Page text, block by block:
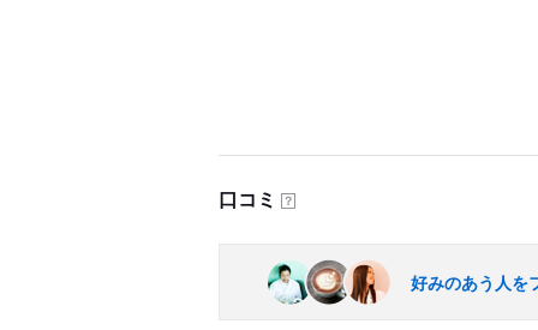
口コミ ？
好みのあう人を